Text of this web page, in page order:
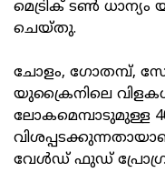
മെട്രിക് ടൺ
ചെയ്തു.
ചോളം, ഗോതമ്പ്,
യുക്രൈനിലെ
ലോകമെമ്പാടുമുള്ള
വേൾഡ് ഫുഡ്